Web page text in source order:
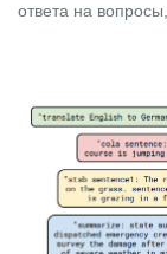
ответа на